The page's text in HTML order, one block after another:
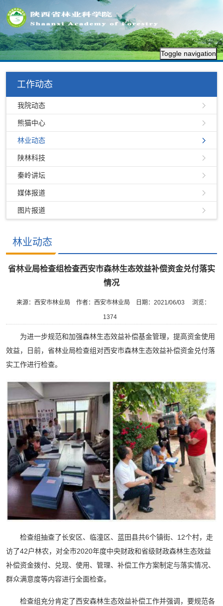
Toggle navigation
工作动态
我院动态
熊猫中心
林业动态
陕林科技
秦岭讲坛
媒体报道
图片报道
林业动态
省林业局检查组检查西安市森林生态效益补偿资金兑付落实
情况
来源：西安市林业局 作者：西安市林业局 日期：2021/06/03 浏览：
1374
为进一步规范和加强森林生态效益补偿基金管理，提高资金使用
效益，日前，省林业局检查组对西安市森林生态效益补偿资金兑付落
实工作进行检查。
检查组抽查了长安区、临潼区、蓝田县共6个镇街、12个村，走
访了42户林农，对全市2020年度中央财政和省级财政森林生态效益
补偿资金拨付、兑现、使用、管理、补偿工作方案制定与落实情况、
群众满意度等内容进行全面检查。
检查组充分肯定了西安森林生态效益补偿工作并强调，要规范各